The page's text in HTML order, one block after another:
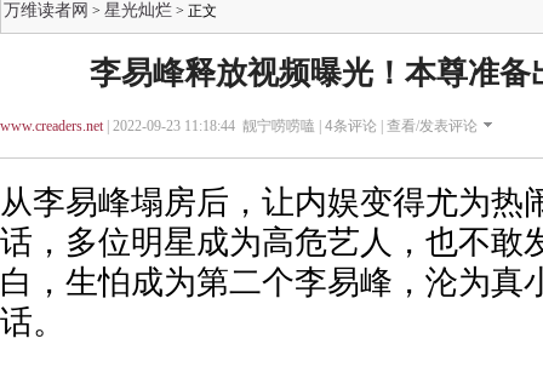
万维读者网 > 星光灿烂 > 正文
李易峰释放视频曝光！本尊准备
www.creaders.net| 2022-09-23 11:18:44 靓宁唠唠嗑 | 4条评论 | 查看/发表评论
从李易峰塌房后，让内娱变得尤为热
话，多位明星成为高危艺人，也不敢
白，生怕成为第二个李易峰，沦为真
话。